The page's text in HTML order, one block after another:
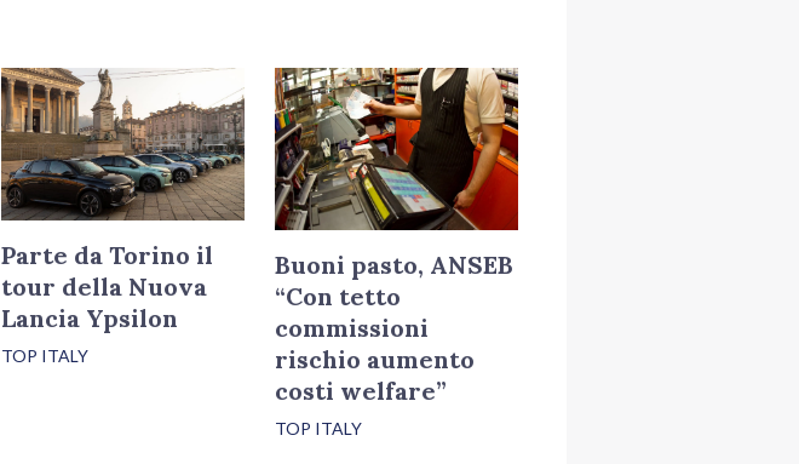
Parte da Torino il
tour della Nuova
Lancia Ypsilon
TOP ITALY
Buoni pasto, ANSEB
“Con tetto
commissioni
rischio aumento
costi welfare”
TOP ITALY